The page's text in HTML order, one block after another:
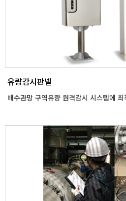
유량감시판넬
배수관망 구역유량 원격감시 시스템에